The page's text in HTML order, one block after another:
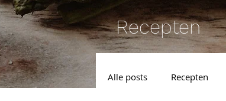
Recepten
Alle posts Recepten